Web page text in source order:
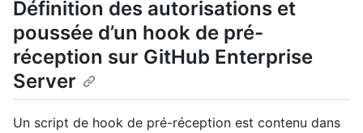
Définition des autorisations et
poussée d’un hook de pré-
réception sur GitHub Enterprise
Server
Un script de hook de pré-réception est contenu dans